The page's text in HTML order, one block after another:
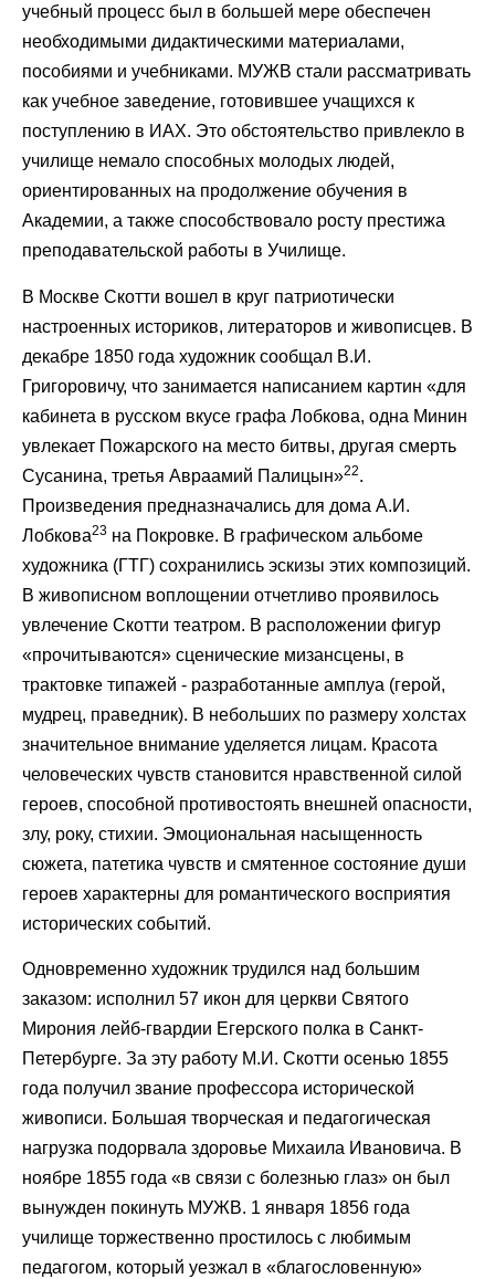
учебный процесс был в большей мере обеспечен
необходимыми дидактическими материалами,
пособиями и учебниками. МУЖВ стали рассматривать
как учебное заведение, готовившее учащихся к
поступлению в ИАХ. Это обстоятельство привлекло в
училище немало способных молодых людей,
ориентированных на продолжение обучения в
Академии, а также способствовало росту престижа
преподавательской работы в Училище.
В Москве Скотти вошел в круг патриотически
настроенных историков, литераторов и живописцев. В
декабре 1850 года художник сообщал В.И.
Григоровичу, что занимается написанием картин «для
кабинета в русском вкусе графа Лобкова, одна Минин
увлекает Пожарского на место битвы, другая смерть
Сусанина, третья Авраамий Палицын»22.
Произведения предназначались для дома А.И.
Лобкова23 на Покровке. В графическом альбоме
художника (ГТГ) сохранились эскизы этих композиций.
В живописном воплощении отчетливо проявилось
увлечение Скотти театром. В расположении фигур
«прочитываются» сценические мизансцены, в
трактовке типажей - разработанные амплуа (герой,
мудрец, праведник). В небольших по размеру холстах
значительное внимание уделяется лицам. Красота
человеческих чувств становится нравственной силой
героев, способной противостоять внешней опасности,
злу, року, стихии. Эмоциональная насыщенность
сюжета, патетика чувств и смятенное состояние души
героев характерны для романтического восприятия
исторических событий.
Одновременно художник трудился над большим
заказом: исполнил 57 икон для церкви Святого
Мирония лейб-гвардии Егерского полка в Санкт-
Петербурге. За эту работу М.И. Скотти осенью 1855
года получил звание профессора исторической
живописи. Большая творческая и педагогическая
нагрузка подорвала здоровье Михаила Ивановича. В
ноябре 1855 года «в связи с болезнью глаз» он был
вынужден покинуть МУЖВ. 1 января 1856 года
училище торжественно простилось с любимым
педагогом, который уезжал в «благословенную»